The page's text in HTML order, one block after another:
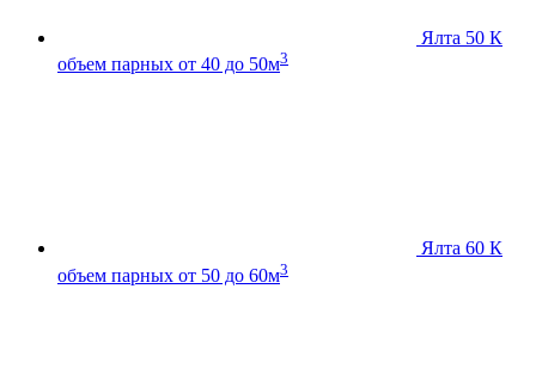
Ялта 50 К
объем парных от 40 до 50м3
Ялта 60 К
объем парных от 50 до 60м3